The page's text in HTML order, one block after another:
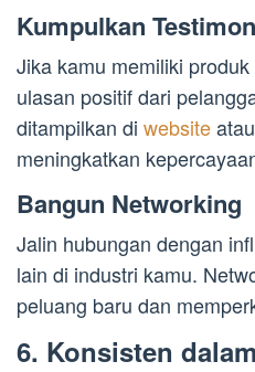
Kumpulkan
Jika kamu memiliki
ulasan positif dari
ditampilkan di website
meningkatkan
Bangun Networking
Jalin hubungan dengan
lain di industri kamu.
peluang baru dan
6. Konsisten